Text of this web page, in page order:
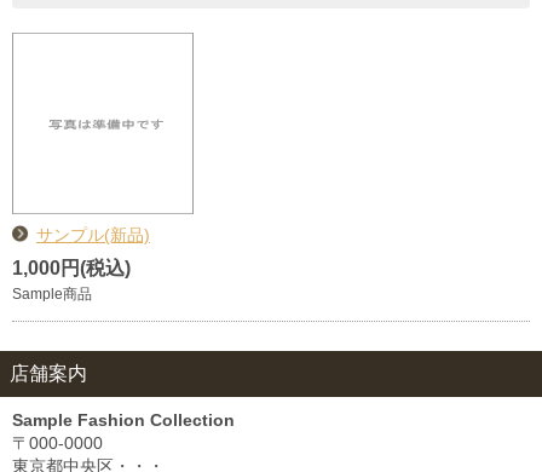
サンプル(新品)
1,000円(税込)
Sample商品
店舗案内
Sample Fashion Collection
〒000-0000
東京都中央区・・・